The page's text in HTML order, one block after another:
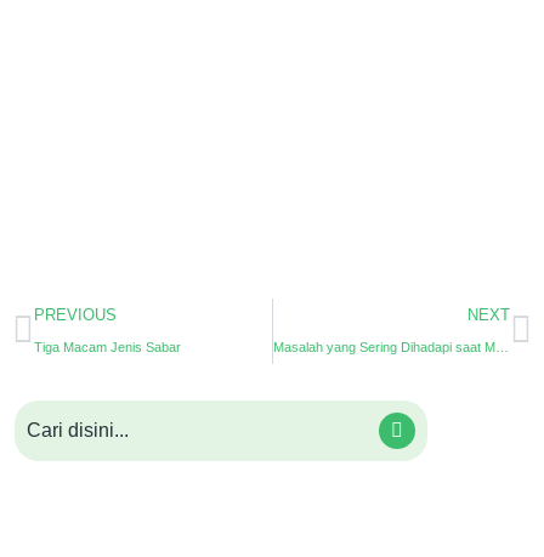
PREVIOUS
Tiga Macam Jenis Sabar
NEXT
Masalah yang Sering Dihadapi saat Manajemen Data